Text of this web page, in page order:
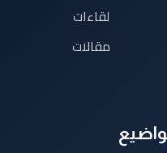
لقاءات
مقالات